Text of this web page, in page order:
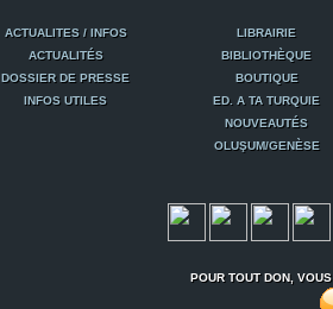
ACTUALITES / INFOS
LIBRAIRIE
ACTUALITÉS
BIBLIOTHÈQUE
DOSSIER DE PRESSE
BOUTIQUE
INFOS UTILES
ED. A TA TURQUIE
NOUVEAUTÉS
OLUŞUM/GENÈSE
POUR TOUT DON,